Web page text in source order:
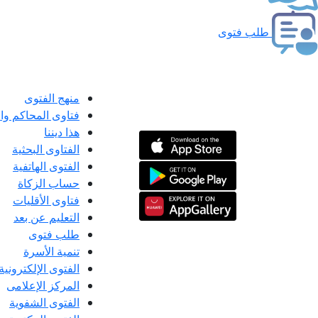
طلب فتوى
منهج الفتوى
فتاوى المحاكم
هذا ديننا
الفتاوى البحثية
الفتوى الهاتفية
حساب الزكاة
فتاوى الأقليات
التعليم عن بعد
طلب فتوى
تنمية الأسرة
الفتوى الإلكترونية
المركز الإعلامى
الفتوى الشفوية